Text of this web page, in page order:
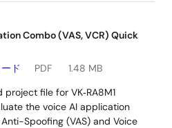
Combo (VAS, VCR) Quick
ド
PDF
1.48 MB
file for VK‑RA8M1
the voice AI application
Spoofing (VAS) and Voice